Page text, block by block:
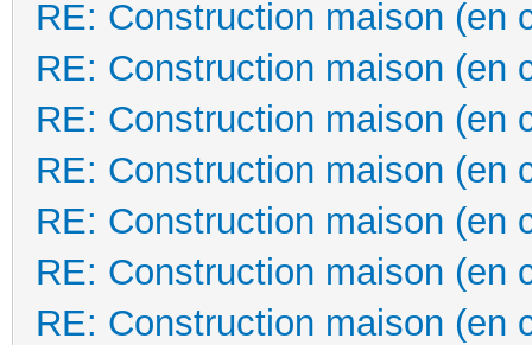
RE: Construction maison (en
RE: Construction maison (en
RE: Construction maison (en
RE: Construction maison (en
RE: Construction maison (en
RE: Construction maison (en
RE: Construction maison (en